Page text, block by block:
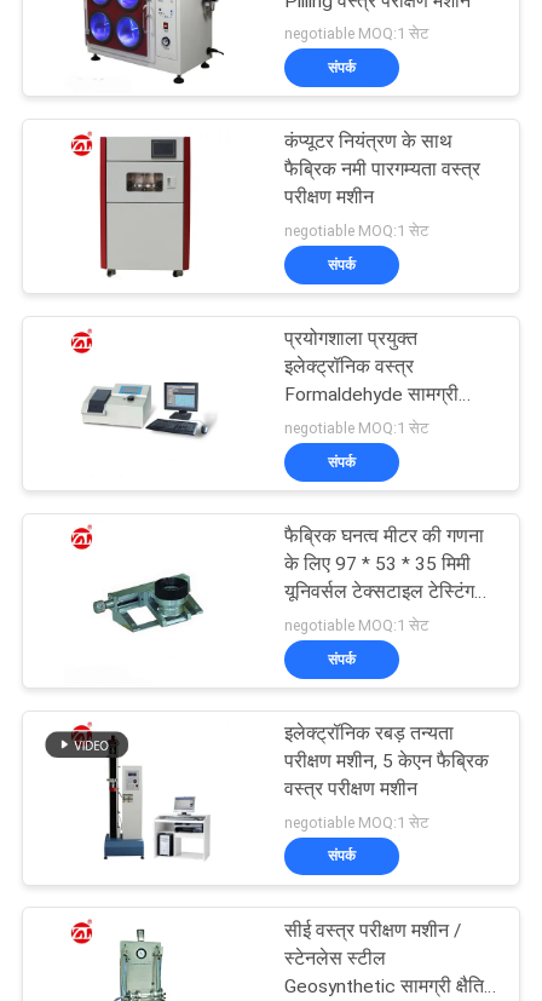
समाचार
एक
उद्धरण
SHOW
PRIVACY
negotiable MOQ:1 सेट
संपर्क
कंप्यूटर नियंत्रण के साथ
फैब्रिक नमी पारगम्यता वस्त्र
परीक्षण मशीन
negotiable MOQ:1 सेट
संपर्क
प्रयोगशाला प्रयुक्त
इलेक्ट्रॉनिक वस्त्र
Formaldehyde सामग्री
विश्लेषक वस्त्र परीक्षण मशीन
negotiable MOQ:1 सेट
संपर्क
फैब्रिक घनत्व मीटर की गणना
के लिए 97 * 53 * 35 मिमी
यूनिवर्सल टेक्सटाइल टेस्टिंग
मशीन
negotiable MOQ:1 सेट
संपर्क
इलेक्ट्रॉनिक रबड़ तन्यता
परीक्षण मशीन, 5 केएन फैब्रिक
वस्त्र परीक्षण मशीन
negotiable MOQ:1 सेट
संपर्क
सीई वस्त्र परीक्षण मशीन /
स्टेनलेस स्टील
Geosynthetic सामग्री क्षैतिज